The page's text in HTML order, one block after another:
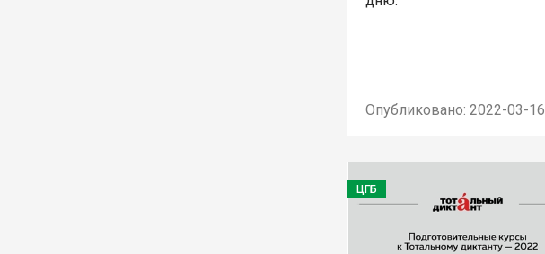
Опубликовано: 2022-03-16
ЦГБ